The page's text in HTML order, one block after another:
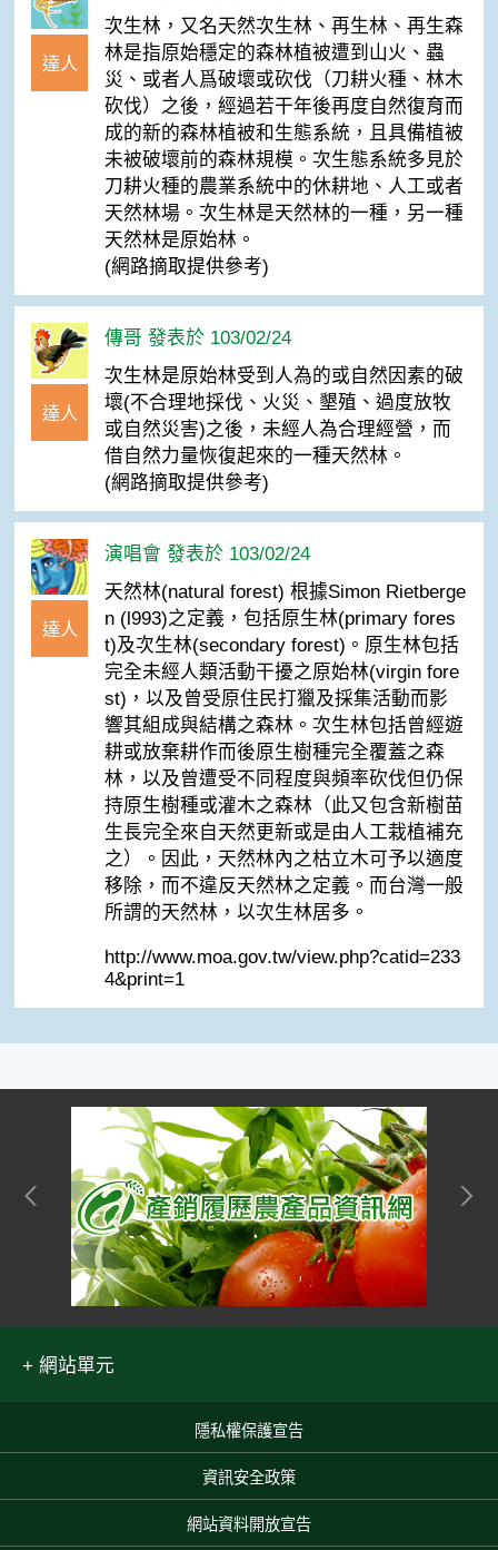
達人
次生林，又名天然次生林、再生林、再生森
林是指原始穩定的森林植被遭到山火、蟲
災、或者人爲破壞或砍伐（刀耕火種、林木
砍伐）之後，經過若干年後再度自然復育而
成的新的森林植被和生態系統，且具備植被
未被破壞前的森林規模。次生態系統多見於
刀耕火種的農業系統中的休耕地、人工或者
天然林場。次生林是天然林的一種，另一種
天然林是原始林。
(網路摘取提供參考)
達人
傳哥 發表於 103/02/24
次生林是原始林受到人為的或自然因素的破
壞(不合理地採伐、火災、墾殖、過度放牧
或自然災害)之後，未經人為合理經營，而
借自然力量恢復起來的一種天然林。
(網路摘取提供參考)
達人
演唱會 發表於 103/02/24
天然林(natural forest) 根據Simon Rietberge
n (l993)之定義，包括原生林(primary fores
t)及次生林(secondary forest)。原生林包括
完全未經人類活動干擾之原始林(virgin fore
st)，以及曾受原住民打獵及採集活動而影
響其組成與結構之森林。次生林包括曾經遊
耕或放棄耕作而後原生樹種完全覆蓋之森
林，以及曾遭受不同程度與頻率砍伐但仍保
持原生樹種或灌木之森林（此又包含新樹苗
生長完全來自天然更新或是由人工栽植補充
之）。因此，天然林內之枯立木可予以適度
移除，而不違反天然林之定義。而台灣一般
所謂的天然林，以次生林居多。
http://www.moa.gov.tw/view.php?catid=233
4&print=1
網站單元
隱私權保護宣告
資訊安全政策
網站資料開放宣告